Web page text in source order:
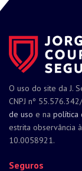
O uso do site da J.
CNPJ nº
de uso e na política
estrita observância
10.0058921.
Seguros